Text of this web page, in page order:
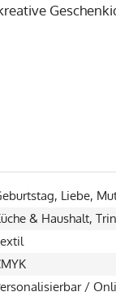
Liebe,
& Haushalt,
/